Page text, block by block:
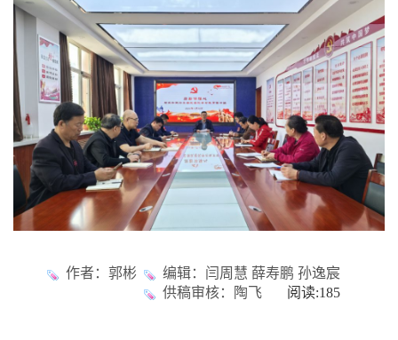
作者：郭彬
编辑：闫周慧 薛寿鹏 孙逸宸
供稿审核：陶飞 阅读:185